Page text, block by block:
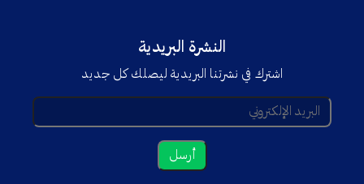
النشرة البريدية
اشترك في نشرتنا البريدية ليصلك كل جديد